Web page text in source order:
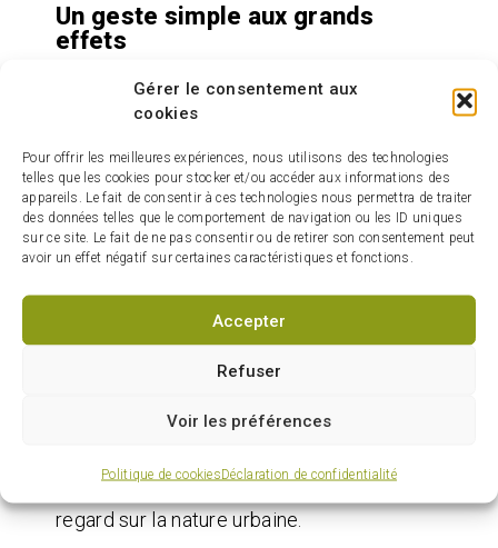
Gérer le consentement aux
cookies
Pour offrir les meilleures expériences, nous utilisons des technologies
telles que les cookies pour stocker et/ou accéder aux informations des
appareils. Le fait de consentir à ces technologies nous permettra de traiter
des données telles que le comportement de navigation ou les ID uniques
sur ce site. Le fait de ne pas consentir ou de retirer son consentement peut
avoir un effet négatif sur certaines caractéristiques et fonctions.
Accepter
Refuser
Voir les préférences
Politique de cookiesDéclaration de confidentialité
Un geste simple aux grands
effets
En retardant la première tonte, vous
permettez aux pissenlits et autres fleurs
sauvages de croître naturellement. Cela
aide non seulement les abeilles
domestiques, mais aussi une foule
d’insectes indigènes essentiels à la
pollinisation. Ces insectes sont importants
pour la bonne survie de notre écosystème
et de la biodiversité.
Une ville plus verte, ensemble
Chaque terrain compte ! En relevant le défi,
qui transforme nos habitudes et notre
regard sur la nature urbaine.